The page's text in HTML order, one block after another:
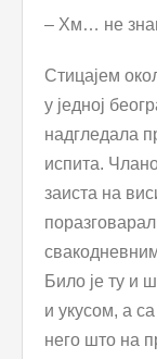
– Хм… не
Стицајем
у једној
надгледала
испита.
заиста на
Било је ту и
и укусом, а
него што на